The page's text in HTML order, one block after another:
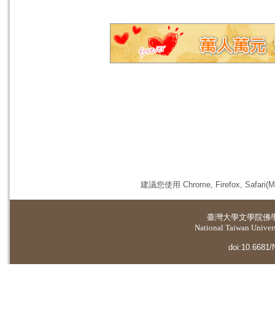
建議您使用 Chrome, Firefox,
臺灣大學文學院佛
National Taiwan
doi:10.6681/